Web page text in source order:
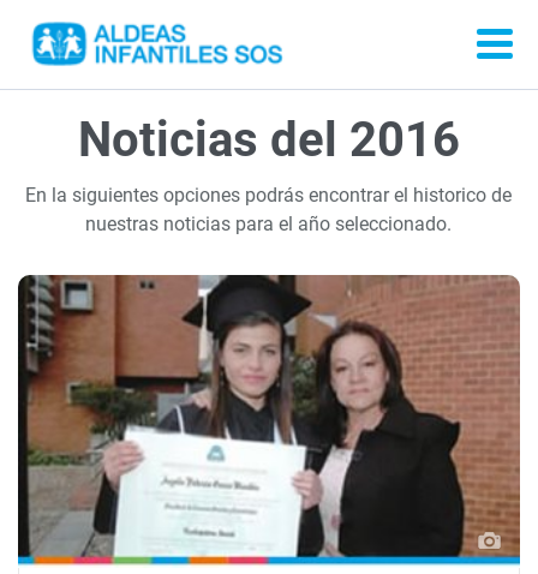
Noticias del 2016
En la siguientes opciones podrás encontrar el historico de
nuestras noticias para el año seleccionado.